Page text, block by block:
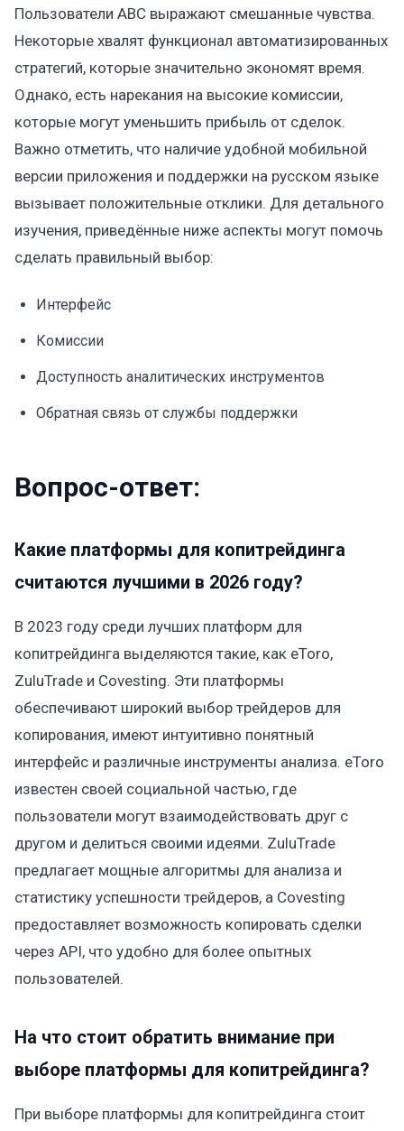
Пользователи ABC выражают смешанные чувства.
Некоторые хвалят функционал автоматизированных
стратегий, которые значительно экономят время.
Однако, есть нарекания на высокие комиссии,
которые могут уменьшить прибыль от сделок.
Важно отметить, что наличие удобной мобильной
версии приложения и поддержки на русском языке
вызывает положительные отклики. Для детального
изучения, приведённые ниже аспекты могут помочь
сделать правильный выбор:
Интерфейс
Комиссии
Доступность аналитических инструментов
Обратная связь от службы поддержки
Вопрос-ответ:
Какие платформы для копитрейдинга
считаются лучшими в 2026 году?
В 2023 году среди лучших платформ для
копитрейдинга выделяются такие, как eToro,
ZuluTrade и Covesting. Эти платформы
обеспечивают широкий выбор трейдеров для
копирования, имеют интуитивно понятный
интерфейс и различные инструменты анализа. eToro
известен своей социальной частью, где
пользователи могут взаимодействовать друг с
другом и делиться своими идеями. ZuluTrade
предлагает мощные алгоритмы для анализа и
статистику успешности трейдеров, а Covesting
предоставляет возможность копировать сделки
через API, что удобно для более опытных
пользователей.
На что стоит обратить внимание при
выборе платформы для копитрейдинга?
При выборе платформы для копитрейдинга стоит